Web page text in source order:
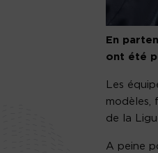
En
ont été
Les
modèles,
de la
A peine